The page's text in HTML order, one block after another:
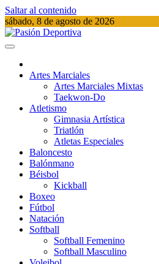
Saltar al contenido
sábado, 8 de agosto de 2026
Artes Marciales
Artes Marciales Mixtas
Taekwon-Do
Atletismo
Gimnasia Artística
Triatlón​
Atletas Especiales
Baloncesto
Balónmano
Béisbol
Kickball​
Boxeo
Fútbol
Natación​
Softball​
Softball​ Femenino
Softball​ Masculino